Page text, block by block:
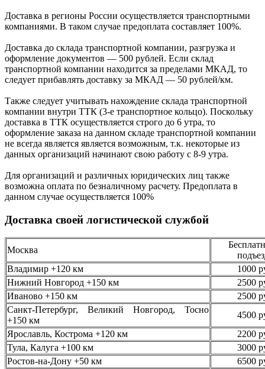
Доcтавка в регионы России осуществляется транспортными
компаниями. В таком случае предоплата составляет 100%.
Доставка до склада транспортной компании, разгрузка и
оформление документов — 500 рублей. Если склад
транспортной компании находится за пределами МКАД, то
следует прибавлять доставку за МКАД — 50 рублей/км.
Также следует учитывать нахождение склада транспортной
компании внутри ТТК (3-е транспортное кольцо). Поскольку
доставка в ТТК осуществляется строго до 6 утра, то
оформление заказа на данном складе транспортной компании
не всегда является является возможным, т.к. некоторые из
данных организаций начинают свою работу с 8-9 утра.
Для организаций и различных юридических лиц также
возможна оплата по безналичному расчету. Предоплата в
данном случае осуществляется 100%
Доставка своей логистической службой
Москва
Владимир +120 км
1000
Нижний Новгород +150 км
2500
Иваново +150 км
2500
Санкт-Петербург, Великий Новгород, Тосно
+150 км
4500
Ярославль, Кострома +120 км
2200
Тула, Калуга +100 км
3000
Ростов-на-Дону +50 км
6500